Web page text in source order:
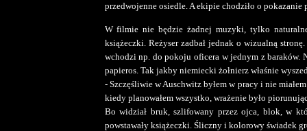
przedwojenne osiedle. A ekipie chodziło o pokazanie
W filmie nie będzie żadnej muzyki, tylko
książeczki. Reżyser zadbał jednak o wizualną
wchodzi np. do pokoju oficera w jednym z baraków.
papieros. Tak jakby niemiecki żołnierz właśnie
- Szczęśliwie w Auschwitz byłem w pracy i nie
kiedy planowałem wszystko, wrażenie było
Bo widział bruk, szlifowany przez ojca, blok, w
powstawały książeczki. Śliczny i kolorowy świadek